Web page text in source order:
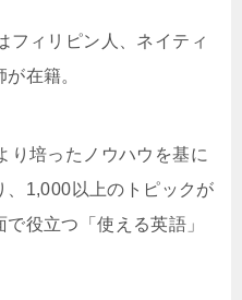
フィリピン人、ネイティ
在籍。
り培ったノウハウを基に
、1,000以上のトピックが
役立つ「使える英語」